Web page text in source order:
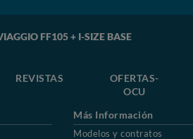
FF105 + I-SIZE BASE
REVISTAS
OFERTAS-
OCU
Más Información
Modelos y contratos